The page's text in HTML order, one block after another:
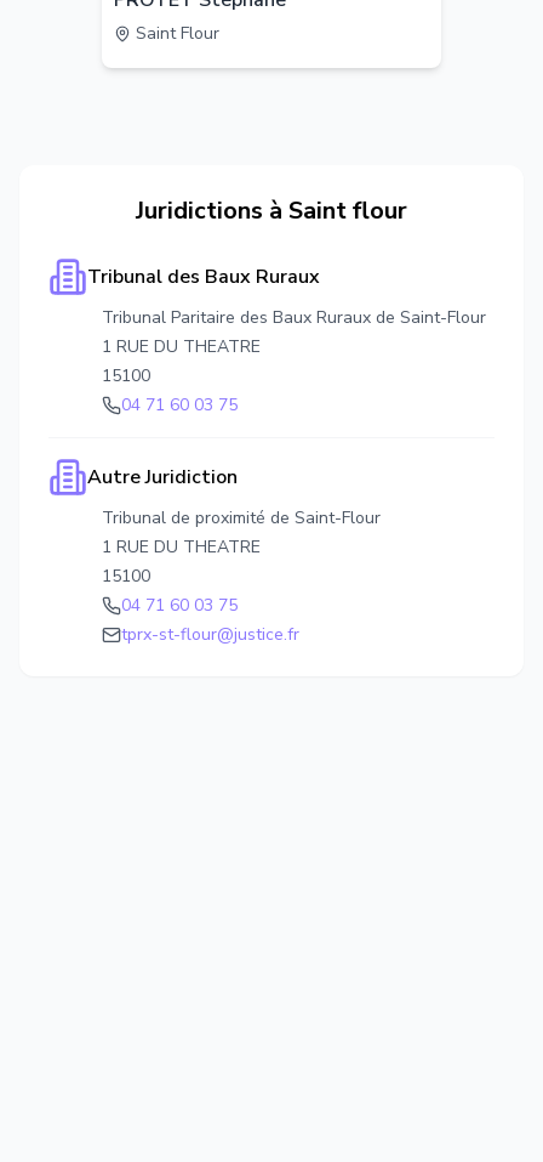
Saint Flour
Juridictions à Saint flour
Tribunal des Baux Ruraux
Tribunal Paritaire des Baux Ruraux de Saint-Flour
1 RUE DU THEATRE
15100
04 71 60 03 75
Autre Juridiction
Tribunal de proximité de Saint-Flour
1 RUE DU THEATRE
15100
04 71 60 03 75
tprx-st-flour@justice.fr